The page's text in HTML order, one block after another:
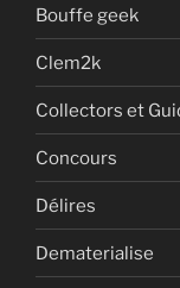
Bouffe geek
Clem2k
Collectors et
Concours
Délires
Dematerialise